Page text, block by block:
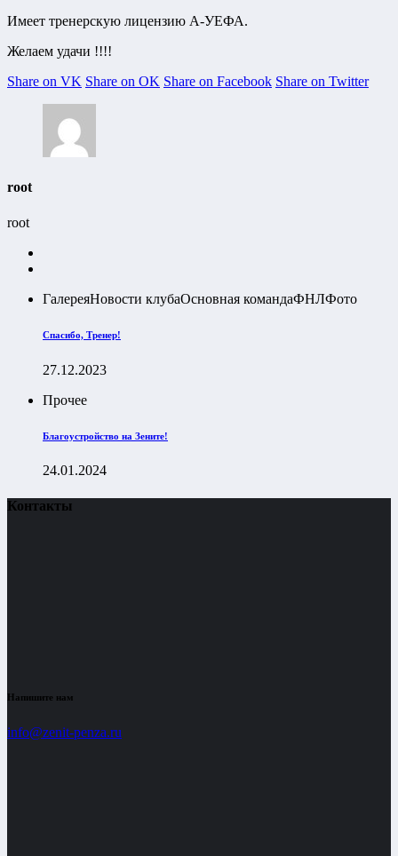
Имеет тренерскую лицензию А-УЕФА.
Желаем удачи !!!!
Share on VK Share on OK Share on Facebook Share on Twitter
root
root
ГалереяНовости клубаОсновная командаФНЛФото
Спасибо, Тренер!
27.12.2023
Прочее
Благоустройство на Зените!
24.01.2024
Контакты
Напишите нам
info@zenit-penza.ru